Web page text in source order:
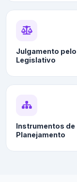
Julgamento pelo
Legislativo
Instrumentos de
Planejamento